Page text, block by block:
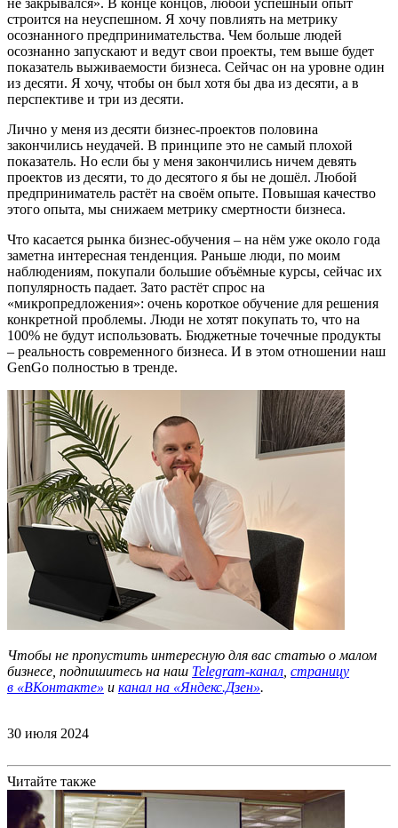
не закрывался». В конце концов, любой успешный опыт
строится на неуспешном. Я хочу повлиять на метрику
осознанного предпринимательства. Чем больше людей
осознанно запускают и ведут свои проекты, тем выше будет
показатель выживаемости бизнеса. Сейчас он на уровне один
из десяти. Я хочу, чтобы он был хотя бы два из десяти, а в
перспективе и три из десяти.
Лично у меня из десяти бизнес-проектов половина
закончились неудачей. В принципе это не самый плохой
показатель. Но если бы у меня закончились ничем девять
проектов из десяти, то до десятого я бы не дошёл. Любой
предприниматель растёт на своём опыте. Повышая качество
этого опыта, мы снижаем метрику смертности бизнеса.
Что касается рынка бизнес-обучения – на нём уже около года
заметна интересная тенденция. Раньше люди, по моим
наблюдениям, покупали большие объёмные курсы, сейчас их
популярность падает. Зато растёт спрос на
«микропредложения»: очень короткое обучение для решения
конкретной проблемы. Люди не хотят покупать то, что на
100% не будут использовать. Бюджетные точечные продукты
– реальность современного бизнеса. И в этом отношении наш
GenGo полностью в тренде.
Чтобы не пропустить интересную для вас статью о малом
бизнесе, подпишитесь на наш Telegram-канал страницу
в «ВКонтакте» и канал на «Яндекс.Дзен».
30 июля 2024
Читайте также